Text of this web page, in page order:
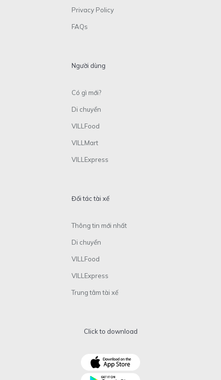
Privacy Policy
FAQs
Người dùng
Có gì mới?
Di chuyển
VILLFood
VILLMart
VILLExpress
Đối tác tài xế
Thông tin mới nhất
Di chuyển
VILLFood
VILLExpress
Trung tâm tài xế
Click to download